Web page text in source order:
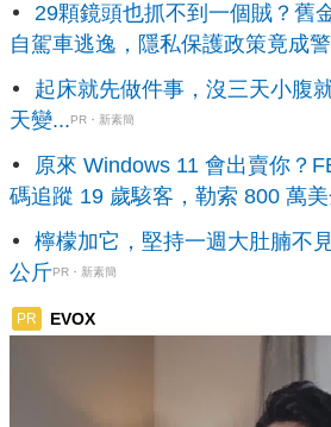
29顆鏡頭也抓不到一個賊？舊
自駕車逃逸，隱私保護政策竟成
起床就先做件事，沒三天小腹
天變...PR・新素簡
原來 Windows 11 會出賣你？
碼追蹤 19 歲駭客，勒索 800 萬
檸檬加它，堅持一週大肚腩不
公斤PR・新素簡
PR EVOX